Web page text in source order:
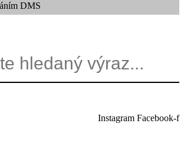
DMS
Instagram Facebook-f